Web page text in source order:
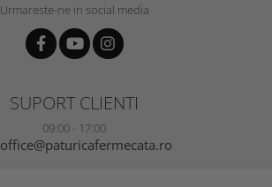
Urmareste-ne in social media
SUPORT CLIENTI
09:00 - 17:00
office@paturicafermecata.ro